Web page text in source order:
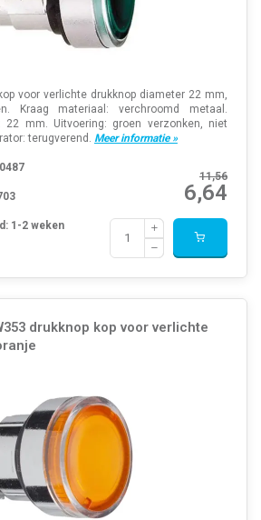
voor verlichte drukknop diameter 22 mm,
Kraag materiaal: verchroomd metaal.
22 mm. Uitvoering: groen verzonken, niet
terugverend. Meer informatie »
11,56
6,64
1-2 weken
drukknop kop voor verlichte